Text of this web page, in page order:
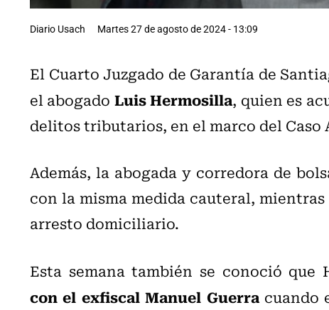
Diario Usach Martes 27 de agosto de 2024 - 13:09
El Cuarto Juzgado de Garantía de
el abogado Luis Hermosilla, quien es
delitos tributarios, en el marco del Caso
Además, la abogada y corredora de
con la misma medida cauteral,
arresto domiciliario.
Esta semana también se conoció que
con el exfiscal Manuel Guerracuando